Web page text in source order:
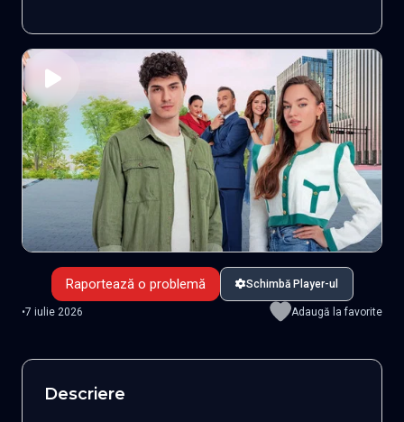
Raportează o problemă Schimbă Player-ul
•7 iulie 2026 Adaugă la favorite
Descriere